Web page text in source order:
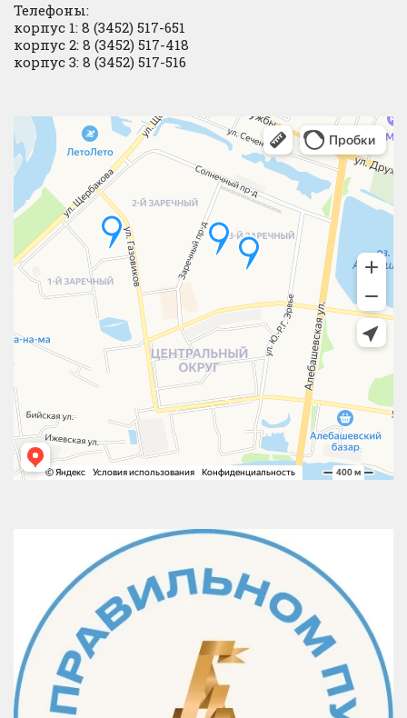
Телефоны:
корпус 1: 8 (3452) 517-651
корпус 2: 8 (3452) 517-418
корпус 3: 8 (3452) 517-516